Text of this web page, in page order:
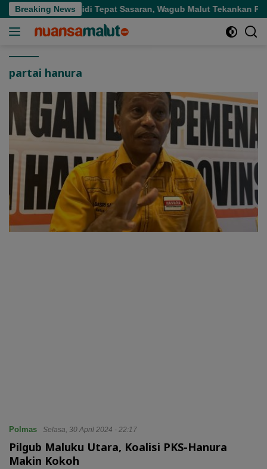
Langsung
ke
Breaking News
Pupuk Bersubsidi Tepat Sasaran, Wagub Malut Tekankan
partai hanura
Polmas Selasa, 30 April 2024 - 22:17
Pilgub Maluku Utara, Koalisi PKS-Hanura
Makin Kokoh